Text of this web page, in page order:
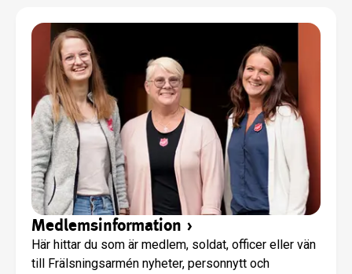
Medlemsinformation ›
Här hittar du som är medlem, soldat, officer eller vän
till Frälsningsarmén nyheter, personnytt och